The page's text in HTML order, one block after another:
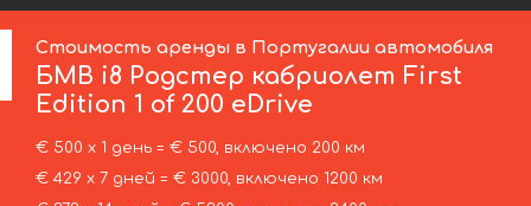
Стоимость аренды в Португалии автомобиля
БМВ i8 Родстер кабриолет First
Edition 1 of 200 eDrive
€ 500 х 1 день = € 500, включено 200 км
€ 429 х 7 дней = € 3000, включено 1200 км